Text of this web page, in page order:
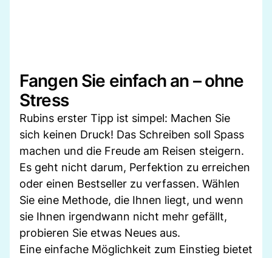
Fangen Sie einfach an – ohne
Stress
Rubins erster Tipp ist simpel: Machen Sie
sich keinen Druck! Das Schreiben soll Spass
machen und die Freude am Reisen steigern.
Es geht nicht darum, Perfektion zu erreichen
oder einen Bestseller zu verfassen. Wählen
Sie eine Methode, die Ihnen liegt, und wenn
sie Ihnen irgendwann nicht mehr gefällt,
probieren Sie etwas Neues aus.
Eine einfache Möglichkeit zum Einstieg bietet